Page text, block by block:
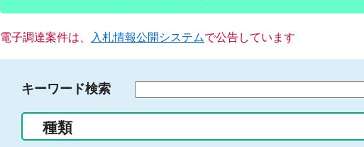
電子調達案件は、 入札情報公開システムで公告しています
キーワード検索
る
種類